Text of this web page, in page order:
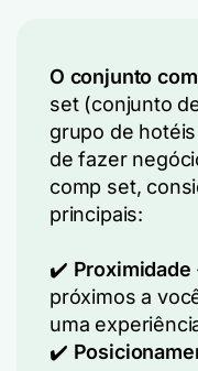
O conjunto
set (conjunto
grupo de
de fazer
comp set,
principais:
✔️ Proximidade
próximos a
uma
✔️